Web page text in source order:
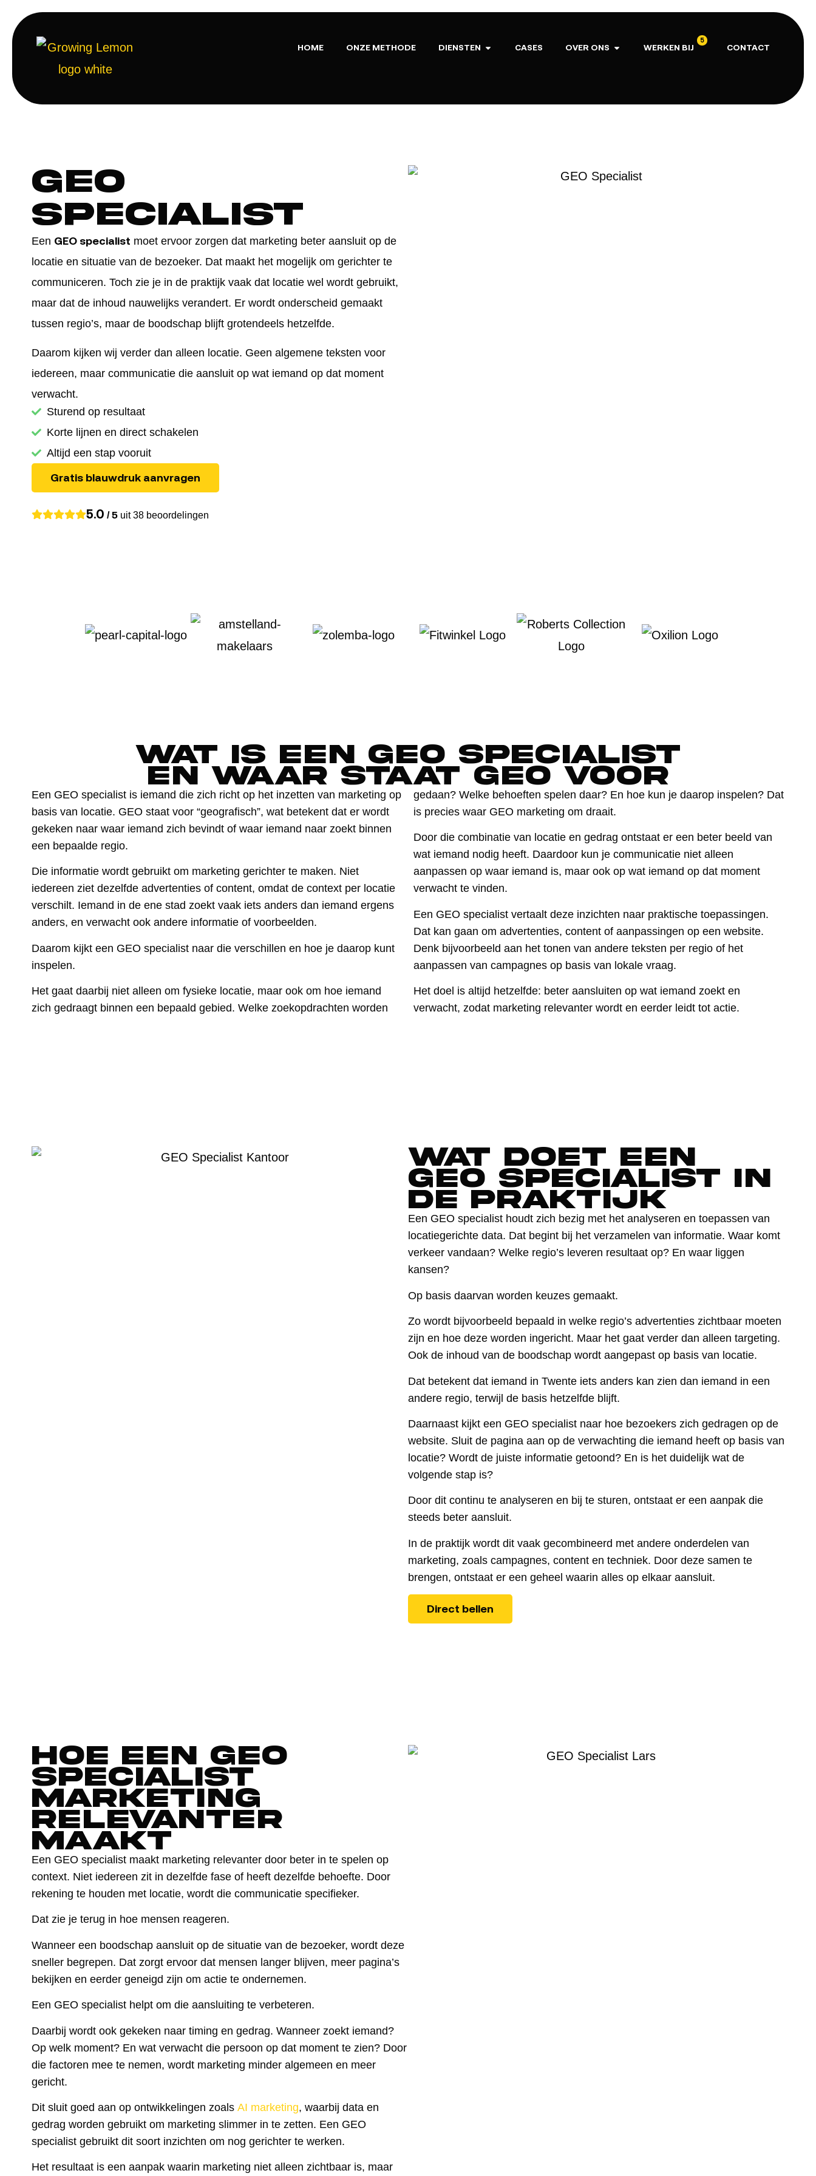
HOME ONZE METHODE DIENSTEN CASES OVER ONS WERKEN BIJ
5
CONTACT
GEO
specialist
Een GEO specialist moet ervoor zorgen dat marketing beter aansluit op de
locatie en situatie van de bezoeker. Dat maakt het mogelijk om gerichter te
communiceren. Toch zie je in de praktijk vaak dat locatie wel wordt gebruikt,
maar dat de inhoud nauwelijks verandert. Er wordt onderscheid gemaakt
tussen regio’s, maar de boodschap blijft grotendeels hetzelfde.
Daarom kijken wij verder dan alleen locatie. Geen algemene teksten voor
iedereen, maar communicatie die aansluit op wat iemand op dat moment
verwacht.
Sturend op resultaat
Korte lijnen en direct schakelen
Altijd een stap vooruit
Gratis blauwdruk aanvragen
5.0 / 5 uit 38 beoordelingen
Wat is een GEO specialist
en waar staat GEO voor
Een GEO specialist is iemand die zich richt op het inzetten van marketing op
basis van locatie. GEO staat voor “geografisch”, wat betekent dat er wordt
gekeken naar waar iemand zich bevindt of waar iemand naar zoekt binnen
een bepaalde regio.
Die informatie wordt gebruikt om marketing gerichter te maken. Niet
iedereen ziet dezelfde advertenties of content, omdat de context per locatie
verschilt. Iemand in de ene stad zoekt vaak iets anders dan iemand ergens
anders, en verwacht ook andere informatie of voorbeelden.
Daarom kijkt een GEO specialist naar die verschillen en hoe je daarop kunt
inspelen.
Het gaat daarbij niet alleen om fysieke locatie, maar ook om hoe iemand
zich gedraagt binnen een bepaald gebied. Welke zoekopdrachten worden
gedaan? Welke behoeften spelen daar? En hoe kun je daarop inspelen? Dat
is precies waar GEO marketing om draait.
Door die combinatie van locatie en gedrag ontstaat er een beter beeld van
wat iemand nodig heeft. Daardoor kun je communicatie niet alleen
aanpassen op waar iemand is, maar ook op wat iemand op dat moment
verwacht te vinden.
Een GEO specialist vertaalt deze inzichten naar praktische toepassingen.
Dat kan gaan om advertenties, content of aanpassingen op een website.
Denk bijvoorbeeld aan het tonen van andere teksten per regio of het
aanpassen van campagnes op basis van lokale vraag.
Het doel is altijd hetzelfde: beter aansluiten op wat iemand zoekt en
verwacht, zodat marketing relevanter wordt en eerder leidt tot actie.
Wat doet een
GEO specialist in
de praktijk
Een GEO specialist houdt zich bezig met het analyseren en toepassen van
locatiegerichte data. Dat begint bij het verzamelen van informatie. Waar komt
verkeer vandaan? Welke regio’s leveren resultaat op? En waar liggen
kansen?
Op basis daarvan worden keuzes gemaakt.
Zo wordt bijvoorbeeld bepaald in welke regio’s advertenties zichtbaar moeten
zijn en hoe deze worden ingericht. Maar het gaat verder dan alleen targeting.
Ook de inhoud van de boodschap wordt aangepast op basis van locatie.
Dat betekent dat iemand in Twente iets anders kan zien dan iemand in een
andere regio, terwijl de basis hetzelfde blijft.
Daarnaast kijkt een GEO specialist naar hoe bezoekers zich gedragen op de
website. Sluit de pagina aan op de verwachting die iemand heeft op basis van
locatie? Wordt de juiste informatie getoond? En is het duidelijk wat de
volgende stap is?
Door dit continu te analyseren en bij te sturen, ontstaat er een aanpak die
steeds beter aansluit.
In de praktijk wordt dit vaak gecombineerd met andere onderdelen van
marketing, zoals campagnes, content en techniek. Door deze samen te
brengen, ontstaat er een geheel waarin alles op elkaar aansluit.
Direct bellen
Hoe een GEO
specialist
marketing
relevanter
maakt
Een GEO specialist maakt marketing relevanter door beter in te spelen op
context. Niet iedereen zit in dezelfde fase of heeft dezelfde behoefte. Door
rekening te houden met locatie, wordt die communicatie specifieker.
Dat zie je terug in hoe mensen reageren.
Wanneer een boodschap aansluit op de situatie van de bezoeker, wordt deze
sneller begrepen. Dat zorgt ervoor dat mensen langer blijven, meer pagina’s
bekijken en eerder geneigd zijn om actie te ondernemen.
Een GEO specialist helpt om die aansluiting te verbeteren.
Daarbij wordt ook gekeken naar timing en gedrag. Wanneer zoekt iemand?
Op welk moment? En wat verwacht die persoon op dat moment te zien? Door
die factoren mee te nemen, wordt marketing minder algemeen en meer
gericht.
Dit sluit goed aan op ontwikkelingen zoals AI marketing, waarbij data en
gedrag worden gebruikt om marketing slimmer in te zetten. Een GEO
specialist gebruikt dit soort inzichten om nog gerichter te werken.
Het resultaat is een aanpak waarin marketing niet alleen zichtbaar is, maar